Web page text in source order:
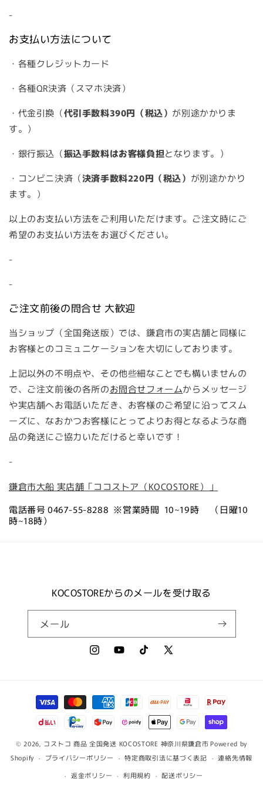
-
お支払い方法について
・各種クレジットカード
・各種QR決済（スマホ決済）
・代金引換（代引手数料390円（税込） が別途かかりま
す。）
・銀行振込（振込手数料はお客様負担となります。）
・コンビニ決済（決済手数料220円（税込） が別途かかり
ます。）
以上のお支払い方法をご利用いただけます。ご注文時にご
希望のお支払い方法をお選びください。
-
-
ご注文前後の問合せ 大歓迎
当ショップ（全国発送版）では、鎌倉市の実店舗と同様に
お客様とのコミュニケーションを大切にしております。
上記以外の不明点や、その他些細なことでも構いませんの
で、ご注文前後の各所のお問合せフォームからメッセージ
や実店舗へお電話いただき、お客様のご希望に沿ってスム
ーズに、なおかつお客様にとってよりお得となるような商
品の発送にご協力いただけると幸いです！
-
鎌倉市大船 実店舗「ココストア（KOCOSTORE）」
電話番号 0467-55-8288 ※営業時間 10~19時 （日曜10
時~18時）
KOCOSTOREからのメールを受け取る
メール
InstagramYouTubeTikTok
X
法
© 2026, コストコ 商品 全国発送 KOCOSTORE 神奈川県鎌倉市Powered by
Shopify
プライバシーポリシー 特定商取引法に基づく表記
連絡先情報
返金ポリシー
利用規約 配送ポリシー